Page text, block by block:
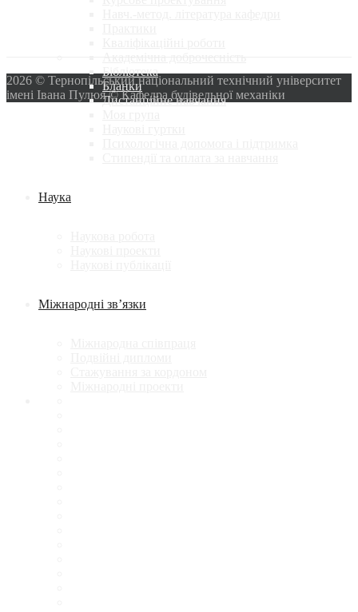
Бібліотека
Бланки
Дистанційне навчання
Наука
Міжнародні зв’язки
2026 © Тернопільський національний технічний університет
імені Івана Пулюя © Кафедра будівельної механіки